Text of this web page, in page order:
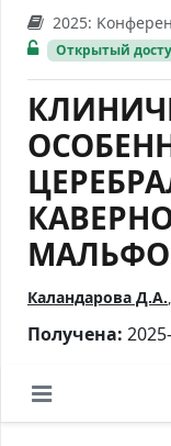
2025:
Открытый
Каландарова Д.А.
Получена: